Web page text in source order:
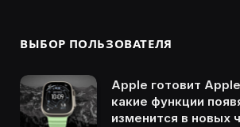
ВЫБОР ПОЛЬЗОВАТЕЛЯ
Apple готовит
какие функции
изменится в новых